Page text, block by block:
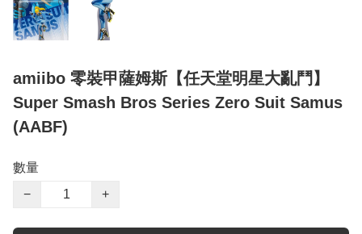
amiibo 零裝甲薩姆斯【任天堂明星大亂鬥】
Super Smash Bros Series Zero Suit Samus
(AABF)
數量
−
+